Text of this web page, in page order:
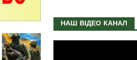
НАШ ВІДЕО КАНАЛ